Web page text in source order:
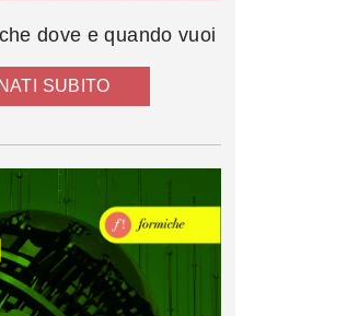
dove e quando vuoi
SUBITO